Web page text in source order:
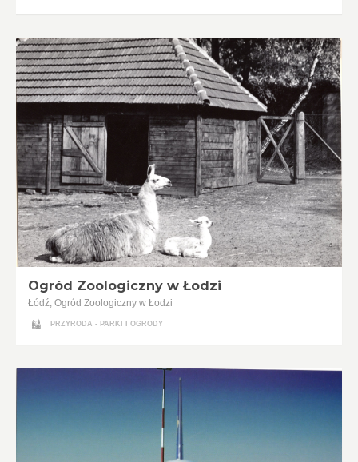
Ogród Zoologiczny w Łodzi
Łódź, Ogród Zoologiczny w Łodzi
PRZYRODA - PARKI I OGRODY